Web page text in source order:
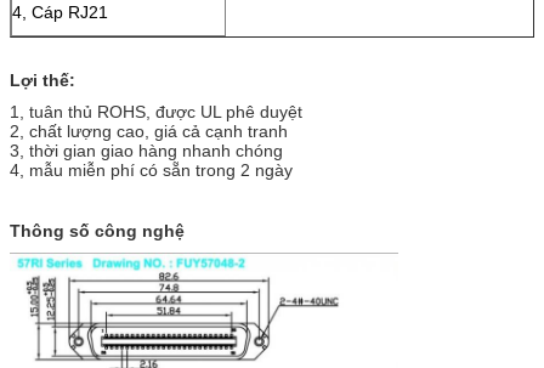
4, Cáp RJ21
Lợi thế:
1, tuân thủ ROHS, được UL phê duyệt
2, chất lượng cao, giá cả cạnh tranh
3, thời gian giao hàng nhanh chóng
4, mẫu miễn phí có sẵn trong 2 ngày
Thông số công nghệ